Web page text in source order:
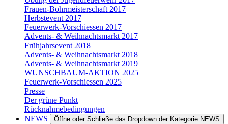
Frauen-Bohrmeisterschaft 2017
Herbstevent 2017
Feuerwerk-Vorschiessen 2017
Advents- & Weihnachtsmarkt 2017
Frühjahrsevent 2018
Advents- & Weihnachtsmarkt 2018
Advents- & Weihnachtsmarkt 2019
WUNSCHBAUM-AKTION 2025
Feuerwerk-Vorschiessen 2025
Presse
Der grüne Punkt
Rücknahmebedingungen
NEWS
Öffne oder Schließe das Dropdown der Kategorie NEWS